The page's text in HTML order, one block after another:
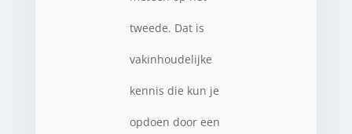
tweede. Dat is
vakinhoudelijke
kennis die kun je
opdoen door een